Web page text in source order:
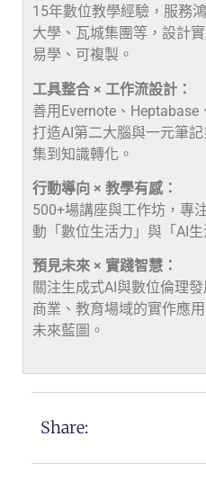
15年數位教學經驗，服務
大學、瓦城集團等，設計
易學、可複製。
工具整合 × 工作流設計：
善用Evernote、Heptabase
打造AI第二大腦與一元筆
集到知識轉化。
行動導向 × 教學有感：
500+場講座與工作坊，專
動「數位生活力」與「AI
預見未來 × 實踐智慧：
關注生成式AI與數位倫理
商業、教育場域的實作應
未來藍圖。
Share: